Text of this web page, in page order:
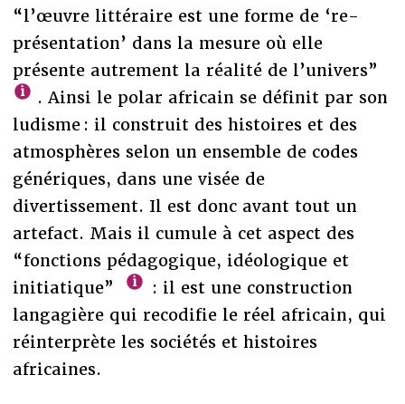
“l’œuvre littéraire est une forme de ‘re-
présentation’ dans la mesure où elle
présente autrement la réalité de l’univers”
. Ainsi le polar africain se définit par son
ludisme : il construit des histoires et des
atmosphères selon un ensemble de codes
génériques, dans une visée de
divertissement. Il est donc avant tout un
artefact. Mais il cumule à cet aspect des
“fonctions pédagogique, idéologique et
initiatique”
: il est une construction
langagière qui recodifie le réel africain, qui
réinterprète les sociétés et histoires
africaines.